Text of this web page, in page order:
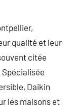
qualité et leur
citée
Daikin
les maisons et